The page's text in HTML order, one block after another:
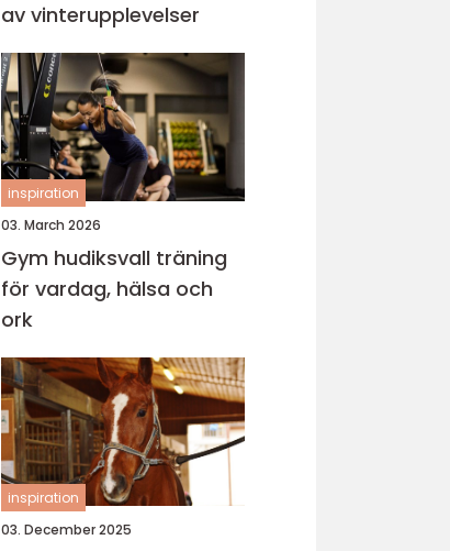
av vinterupplevelser
inspiration
03. March 2026
Gym hudiksvall träning
för vardag, hälsa och
ork
inspiration
03. December 2025